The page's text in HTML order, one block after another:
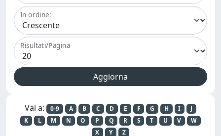
In ordine:
Risultati/Pagina
Vai a: 0-9 A B C D E F G H I
J
K
L M N O P Q R S T U V
W
X
Y Z